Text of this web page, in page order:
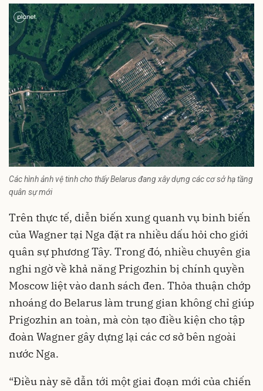
Các hình ảnh vệ tinh cho thấy Belarus đang xây dựng các cơ sở hạ tầng
quân sự mới
Trên thực tế, diễn biến xung quanh vụ binh biến
của Wagner tại Nga đặt ra nhiều dấu hỏi cho giới
quân sự phương Tây. Trong đó, nhiều chuyên gia
nghi ngờ về khả năng Prigozhin bị chính quyền
Moscow liệt vào danh sách đen. Thỏa thuận chớp
nhoáng do Belarus làm trung gian không chỉ giúp
Prigozhin an toàn, mà còn tạo điều kiện cho tập
đoàn Wagner gây dựng lại các cơ sở bên ngoài
nước Nga.
“Điều này sẽ dẫn tới một giai đoạn mới của chiến